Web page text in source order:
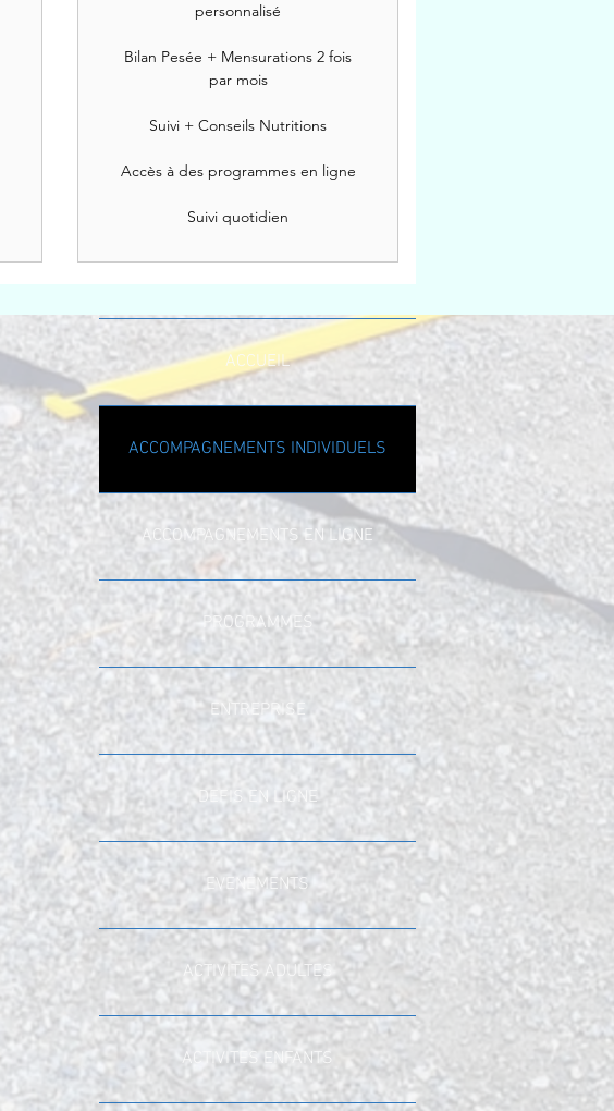
personnalisé
Bilan Pesée + Mensurations 2 fois
par mois
Suivi + Conseils Nutritions
Accès à des programmes en ligne
Suivi quotidien
ACCUEIL
ACCOMPAGNEMENTS INDIVIDUELS
ACCOMPAGNEMENTS EN LIGNE
PROGRAMMES
ENTREPRISE
DEFIS EN LIGNE
EVENEMENTS
ACTIVITES ADULTES
ACTIVITES ENFANTS